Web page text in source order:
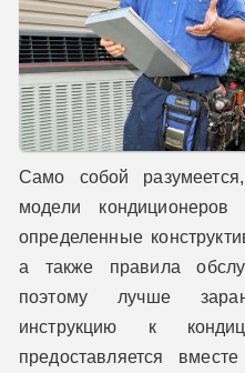
Само собой
модели кондиционеров
определенные
а также правила
поэтому лучше
инструкцию к
предоставляется